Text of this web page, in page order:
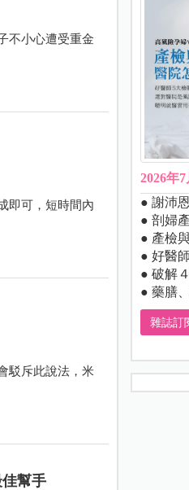
不小心遭受重金
即可，短時間內
駁斥此說法，米
幫手
2026年
● 謝沛
● 剖婦
● 產檢
● 好醫
● 破解
● 藥膳
雜誌訂